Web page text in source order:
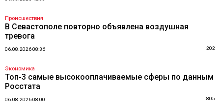
Происшествия
В Севастополе повторно объявлена воздушная
тревога
06.08.2026 08:36 202
Экономика
Топ-3 самые высокооплачиваемые сферы по данным
Росстата
06.08.2026 08:00 805